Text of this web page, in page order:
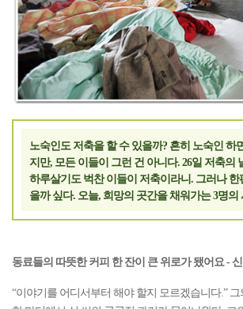
노숙인도 저축을 할 수 있을까? 흔히 노숙인
지만, 모든 이들이 그런 건 아니다. 26일 저축
하루살기도 벅찬 이들이 저축이라니. 그러나
을까 싶다. 오늘, 희망의 곳간을 채워가는 3명의
동료들의 따뜻한 커피 한 잔이 큰 위로가 됐어요 - 신
“이야기를 어디서부터 해야 할지 모르겠습니다.”